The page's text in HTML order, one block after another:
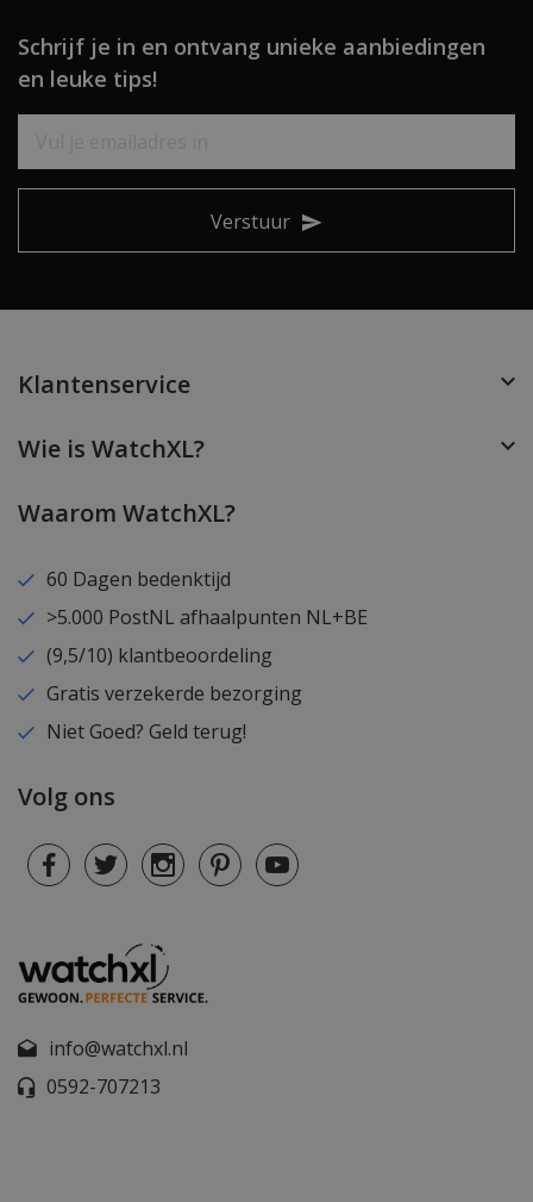
Schrijf je in en ontvang unieke aanbiedingen
en leuke tips!
Verstuur
Klantenservice
Wie is WatchXL?
Waarom WatchXL?
60 Dagen bedenktijd
>5.000 PostNL afhaalpunten NL+BE
(9,5/10) klantbeoordeling
Gratis verzekerde bezorging
Niet Goed? Geld terug!
Volg ons
info@watchxl.nl
0592-707213